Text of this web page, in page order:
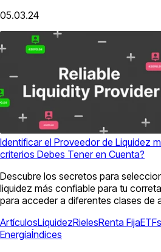
05.03.24
Identificar el Proveedor de Liquidez
criterios Debes Tener en Cuenta?
Descubre los secretos para
liquidez más confiable para tu
para acceder a diferentes clases de
ArtículosLiquidezRielesRenta FijaETFs
EnergíaÍndices